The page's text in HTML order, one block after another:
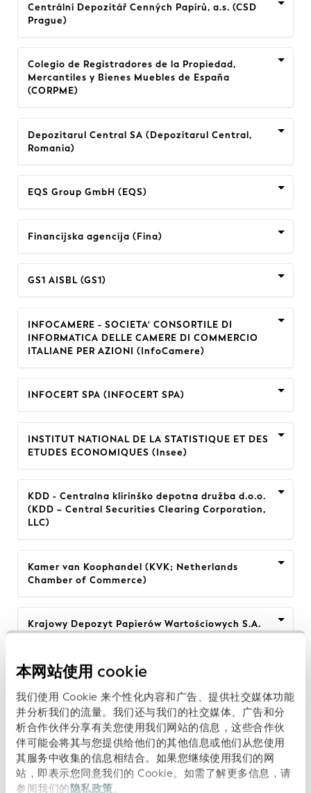
本网站使用 cookie
我们使用 Cookie 来个性化内容和广告、提供社交媒体功能
并分析我们的流量。我们还与我们的社交媒体、广告和分
析合作伙伴分享有关您使用我们网站的信息，这些合作伙
伴可能会将其与您提供给他们的其他信息或他们从您使用
其服务中收集的信息相结合。如果您继续使用我们的网
站，即表示您同意我们的 Cookie。如需了解更多信息，请
参阅我们的隐私政策 。
Centrální Depozitář Cenných Papírů, a.s. (CSD
Prague)
Colegio de Registradores de la Propiedad,
Mercantiles y Bienes Muebles de España
(CORPME)
Depozitarul Central SA (Depozitarul Central,
Romania)
EQS Group GmbH (EQS)
Financijska agencija (Fina)
GS1 AISBL (GS1)
INFOCAMERE - SOCIETA' CONSORTILE DI
INFORMATICA DELLE CAMERE DI COMMERCIO
ITALIANE PER AZIONI (InfoCamere)
INFOCERT SPA (INFOCERT SPA)
INSTITUT NATIONAL DE LA STATISTIQUE ET DES
ETUDES ECONOMIQUES (Insee)
KDD - Centralna klirinško depotna družba d.o.o.
(KDD – Central Securities Clearing Corporation,
LLC)
Kamer van Koophandel (KVK; Netherlands
Chamber of Commerce)
Krajowy Depozyt Papierów Wartościowych S.A.
(KDPW)
LEI International Pvt Ltd (TNV‑LEI)
Legal Entity Identifier India Limited (LEIL)
London Stock Exchange LEI Limited (London
Stock Exchange)